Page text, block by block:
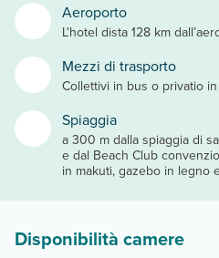
Aeroporto
L'hotel dista 128 km
Mezzi di trasporto
Collettivi in bus o privatio
Spiaggia
a 300 m dalla spiaggia di
e dal Beach Club
in makuti, gazebo in legno
Disponibilità camere